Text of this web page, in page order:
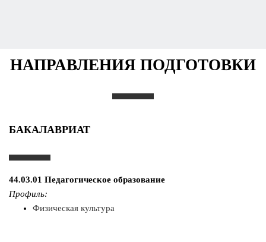
НАПРАВЛЕНИЯ ПОДГОТОВКИ
БАКАЛАВРИАТ
44.03.01 Педагогическое образование
Профиль:
Физическая культура